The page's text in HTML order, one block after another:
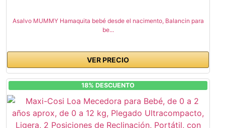
Asalvo MUMMY Hamaquita bebé desde el nacimento, Balancin para
be...
VER PRECIO
18% DESCUENTO